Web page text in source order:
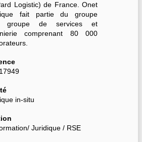
Logistic) de France. Onet
fait partie du groupe
groupe de services et
comprenant 80 000
in-situ
Juridique / RSE